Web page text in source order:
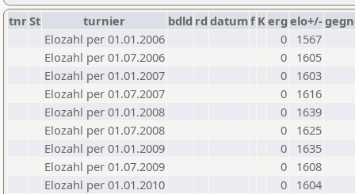
tnrSt turnier bdld rd datumf Kerg elo+/-
Elozahl per 01.01.2006
0
1567
Elozahl per 01.07.2006
0
1605
Elozahl per 01.01.2007
0
1603
Elozahl per 01.07.2007
0
1616
Elozahl per 01.01.2008
0
1639
Elozahl per 01.07.2008
0
1625
Elozahl per 01.01.2009
0
1635
Elozahl per 01.07.2009
0
1608
Elozahl per 01.01.2010
0
1604